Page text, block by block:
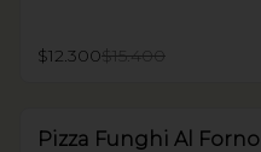
$12.300$15.400
Pizza Funghi Al Forno